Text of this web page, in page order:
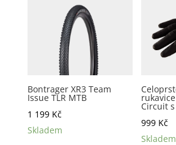
Bontrager XR3 Team
Issue TLR MTB
1 199 Kč
Skladem
Circuit
999 Kč
Skladem